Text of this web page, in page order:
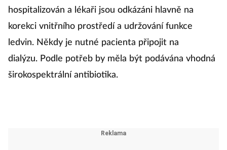
hospitalizován a lékaři jsou odkázáni hlavně na
korekci vnitřního prostředí a udržování funkce
ledvin. Někdy je nutné pacienta připojit na
dialýzu. Podle potřeb by měla být podávána vhodná
širokospektrální antibiotika.